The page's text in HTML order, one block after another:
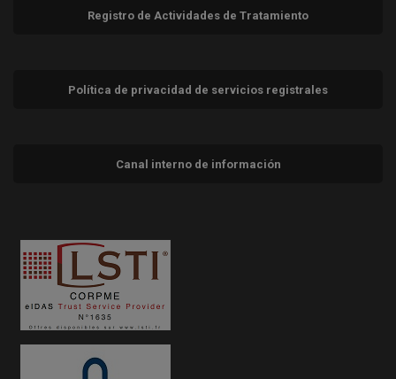
Registro de Actividades de Tratamiento
Política de privacidad de servicios registrales
Canal interno de información